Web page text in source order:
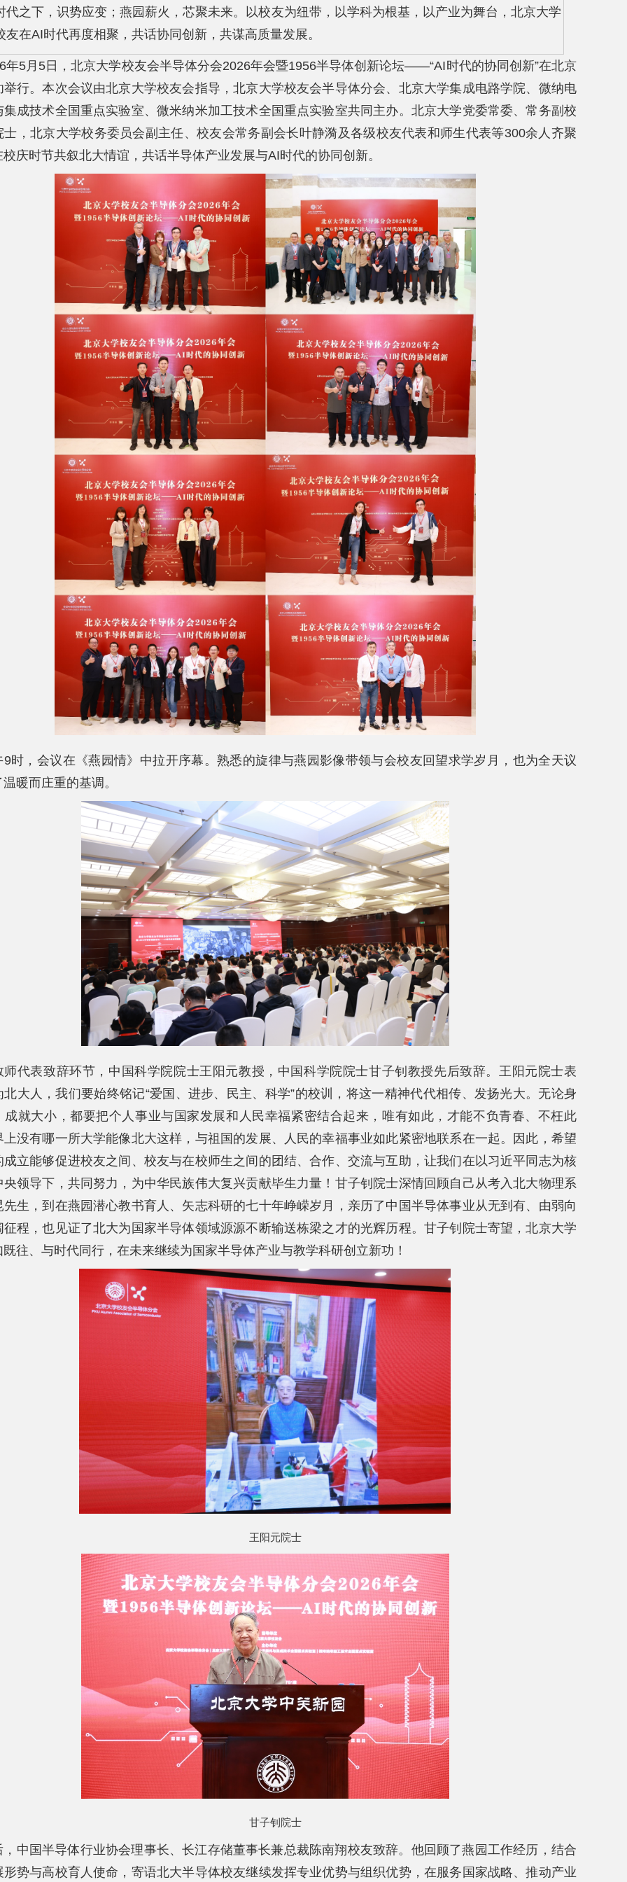
代之下，识势应变；燕园薪火，芯聚未来。以校友为纽带，以学科为根基，以产业为舞台，北京大学
友在AI时代再度相聚，共话协同创新，共谋高质量发展。
年5月5日，北京大学校友会半导体分会2026年会暨1956半导体创新论坛——“AI时代的协同创新”在北京
举行。本次会议由北京大学校友会指导，北京大学校友会半导体分会、北京大学集成电路学院、微纳电
集成技术全国重点实验室、微米纳米加工技术全国重点实验室共同主办。北京大学党委常委、常务副校
士，北京大学校务委员会副主任、校友会常务副会长叶静漪及各级校友代表和师生代表等300余人齐聚
庆时节共叙北大情谊，共话半导体产业发展与AI时代的协同创新。
9时，会议在《燕园情》中拉开序幕。熟悉的旋律与燕园影像带领与会校友回望求学岁月，也为全天议
暖而庄重的基调。
师代表致辞环节，中国科学院院士王阳元教授，中国科学院院士甘子钊教授先后致辞。王阳元院士表
北大人，我们要始终铭记“爱国、进步、民主、科学”的校训，将这一精神代代相传、发扬光大。无论身
成就大小，都要把个人事业与国家发展和人民幸福紧密结合起来，唯有如此，才能不负青春、不枉此
上没有哪一所大学能像北大这样，与祖国的发展、人民的幸福事业如此紧密地联系在一起。因此，希望
成立能够促进校友之间、校友与在校师生之间的团结、合作、交流与互助，让我们在以习近平同志为核
央领导下，共同努力，为中华民族伟大复兴贡献毕生力量！甘子钊院士深情回顾自己从考入北大物理系
先生，到在燕园潜心教书育人、矢志科研的七十年峥嵘岁月，亲历了中国半导体事业从无到有、由弱向
征程，也见证了北大为国家半导体领域源源不断输送栋梁之才的光辉历程。甘子钊院士寄望，北京大学
往、与时代同行，在未来继续为国家半导体产业与教学科研创立新功！
王阳元院士
甘子钊院士
，中国半导体行业协会理事长、长江存储董事长兼总裁陈南翔校友致辞。他回顾了燕园工作经历，结合
形势与高校育人使命，寄语北大半导体校友继续发挥专业优势与组织优势，在服务国家战略、推动产业